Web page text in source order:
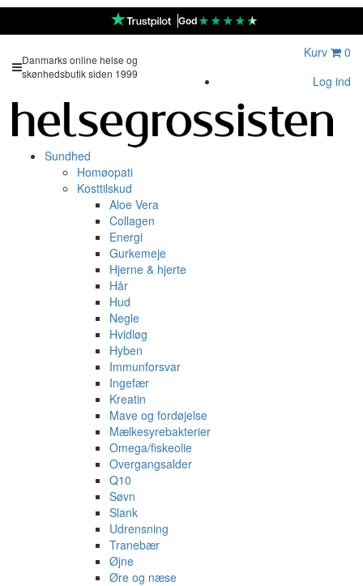
God★★★★★
Danmarks online helse og
skønhedsbutik siden 1999
Kurv
0
Log ind
Sundhed
Homøopati
Kosttilskud
Aloe Vera
Collagen
Energi
Gurkemeje
Hjerne & hjerte
Hår
Hud
Negle
Hvidløg
Hyben
Immunforsvar
Ingefær
Kreatin
Mave og fordøjelse
Mælkesyrebakterier
Omega/fiskeolie
Overgangsalder
Q10
Søvn
Slank
Udrensning
Tranebær
Øjne
Øre og næse